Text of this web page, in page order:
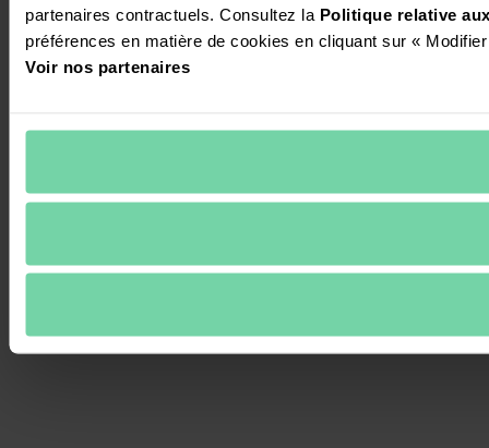
partenaires contractuels. Consultez la Politique relative
préférences en matière de cookies en cliquant sur «
Voir nos partenaires